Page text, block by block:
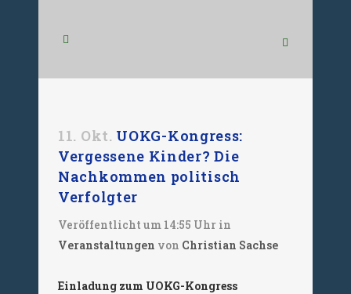
11. Okt. UOKG-Kongress:
Vergessene Kinder? Die
Nachkommen politisch
Verfolgter
Veröffentlicht um 14:55 Uhr in
Veranstaltungen von Christian Sachse
Einladung zum UOKG-Kongress